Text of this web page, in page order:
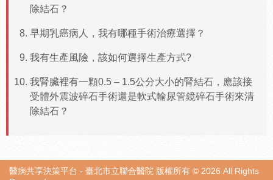
除結石？
早期乳癌病人，我有哪種手術治療選擇？
我有生產風險，該如何選擇生產方式?
我腎臟裡有一顆0.5 – 1.5公分大小的腎結石，應該接
受體外震波碎石手術還是軟式輸尿管鏡碎石手術來清
除結石？
醫病共享決策平台 - 臺北市立聯合醫院 版權所有 © 2026 All Rights